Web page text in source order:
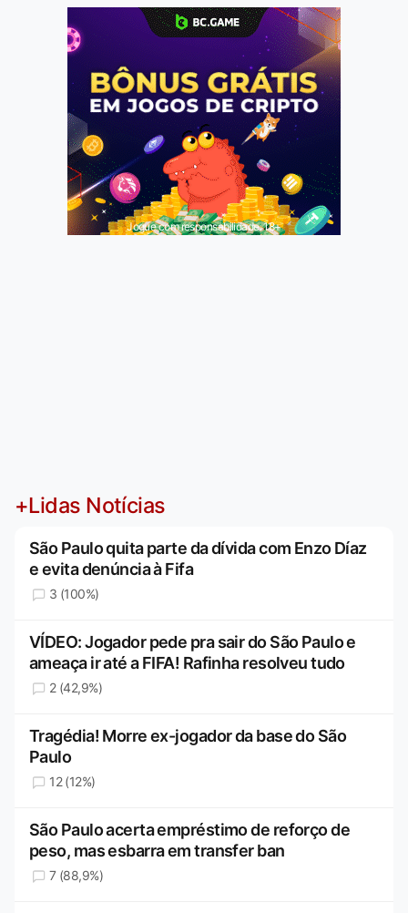
Jogue com responsabilidade. 18+
+Lidas Notícias
São Paulo quita parte da dívida com Enzo Díaz
e evita denúncia à Fifa
3 (100%)
VÍDEO: Jogador pede pra sair do São Paulo e
ameaça ir até a FIFA! Rafinha resolveu tudo
2 (42,9%)
Tragédia! Morre ex-jogador da base do São
Paulo
12 (12%)
São Paulo acerta empréstimo de reforço de
peso, mas esbarra em transfer ban
7 (88,9%)